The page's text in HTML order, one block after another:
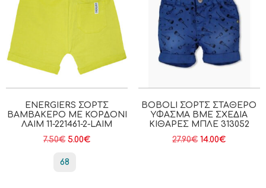
ENERGIERS ΣΟΡΤΣ
ΒΑΜΒΑΚΕΡΌ ΜΕ ΚΟΡΔΌΝΙ
ΛΑΙΜ 11-221461-2-LAIM
7.50€ 5.00€
68
BOBOLI ΣΌΡΤΣ ΣΤΑΘΕΡΌ
ΎΦΑΣΜΑ ΒΜΕ ΣΧΈΔΙΑ
ΚΙΘΆΡΕΣ ΜΠΛΕ 313052
27.90€ 14.00€